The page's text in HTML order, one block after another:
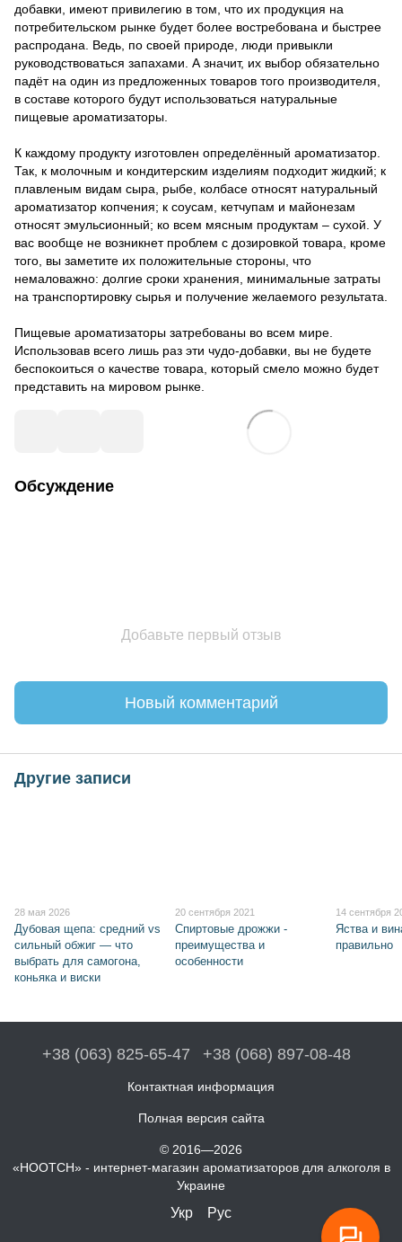
добавки, имеют привилегию в том, что их продукция на
потребительском рынке будет более востребована и быстрее
распродана. Ведь, по своей природе, люди привыкли
руководствоваться запахами. А значит, их выбор обязательно
падёт на один из предложенных товаров того производителя,
в составе которого будут использоваться натуральные
пищевые ароматизаторы.
К каждому продукту изготовлен определённый ароматизатор.
Так, к молочным и кондитерским изделиям подходит жидкий; к
плавленым видам сыра, рыбе, колбасе относят натуральный
ароматизатор копчения; к соусам, кетчупам и майонезам
относят эмульсионный; ко всем мясным продуктам – сухой. У
вас вообще не возникнет проблем с дозировкой товара, кроме
того, вы заметите их положительные стороны, что
немаловажно: долгие сроки хранения, минимальные затраты
на транспортировку сырья и получение желаемого результата.
Пищевые ароматизаторы затребованы во всем мире.
Использовав всего лишь раз эти чудо-добавки, вы не будете
беспокоиться о качестве товара, который смело можно будет
представить на мировом рынке.
Обсуждение
Добавьте первый отзыв
Новый комментарий
Другие записи
28 мая 2026
Дубовая щепа: средний vs
сильный обжиг — что
выбрать для самогона,
коньяка и виски
20 сентября 2021
Спиртовые дрожжи -
преимущества и
особенности
14 сентября
Яства и
правильно
+38 (063) 825-65-47 +38 (068) 897-08-48
Контактная информация
Полная версия сайта
© 2016—2026
«HOOTCH» - интернет-магазин ароматизаторов для алкоголя в
Украине
Укр Рус